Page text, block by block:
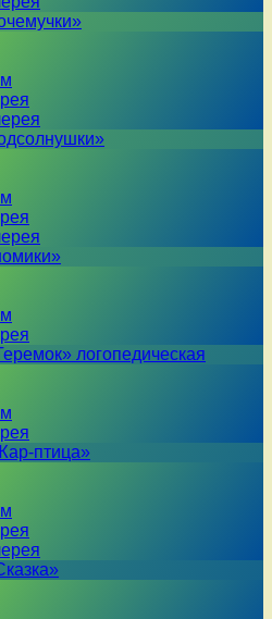
логопедическая
птица»